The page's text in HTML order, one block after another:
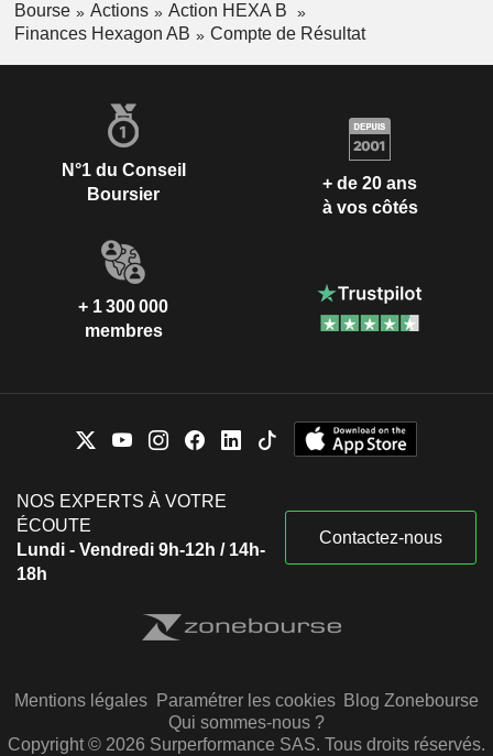
Bourse Actions
Action HEXA B
Finances Hexagon AB
Compte de Résultat
N°1 du Conseil
Boursier
+ de 20 ans
à vos côtés
+ 1 300 000
membres
NOS EXPERTS À VOTRE
ÉCOUTE
Lundi - Vendredi 9h-12h / 14h-
18h
Contactez-nous
Mentions légales Paramétrer les cookies Blog Zonebourse
Qui sommes-nous ?
Copyright © 2026 Surperformance SAS. Tous droits réservés.